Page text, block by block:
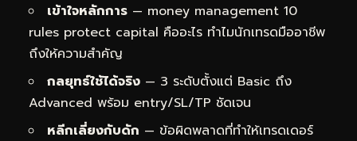
เข้าใจหลักการ — money management 10
rules protect capital คืออะไร ทำไมนักเทรดมืออาชีพ
ถึงให้ความสำคัญ
กลยุทธ์ใช้ได้จริง — 3 ระดับตั้งแต่ Basic ถึง
Advanced พร้อม entry/SL/TP ชัดเจน
หลีกเลี่ยงกับดัก — ข้อผิดพลาดที่ทำให้เทรดเดอร์